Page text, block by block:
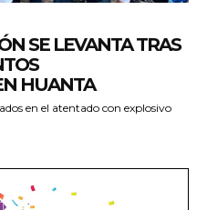
SE LEVANTA TRAS
HUANTA
en el atentado con explosivo